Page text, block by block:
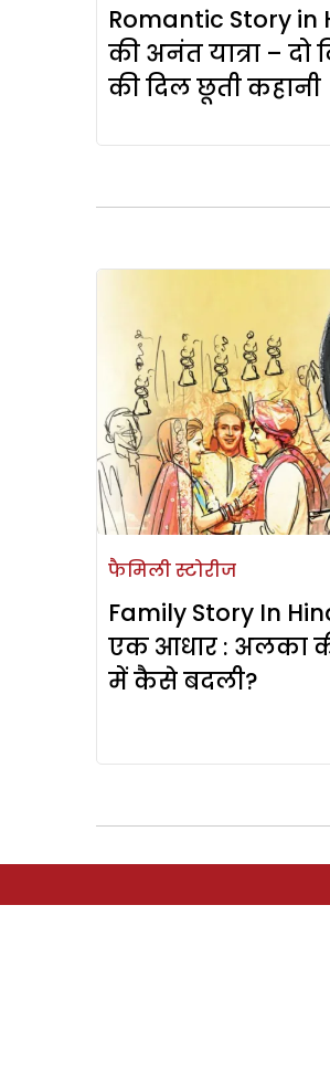
Romantic Story in
की अनंत यात्रा – दो
की दिल छूती कहानी
फैमिली स्टोरीज
Family Story In
एक आधार : अलका की
में कैसे बदली?